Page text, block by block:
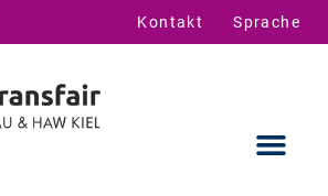
Kontakt Sprache